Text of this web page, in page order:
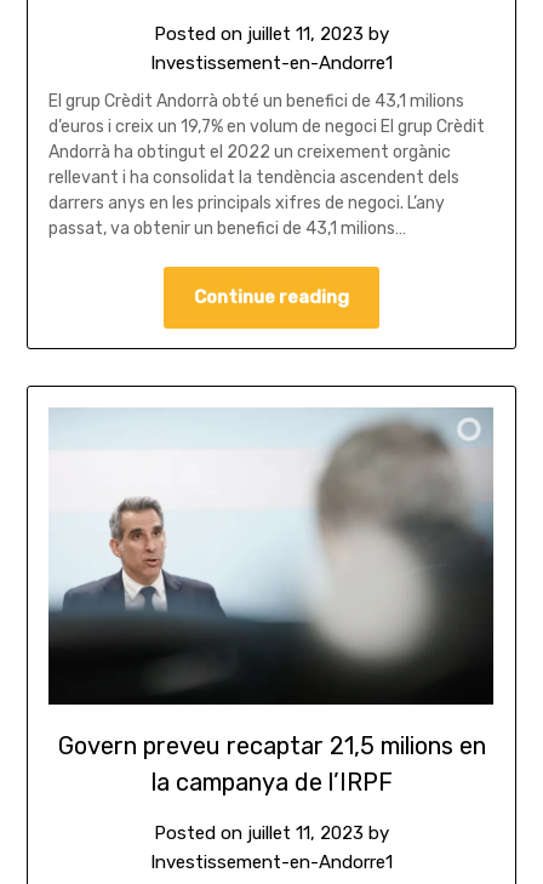
Posted on juillet 11, 2023 by
Investissement-en-Andorre1
El grup Crèdit Andorrà obté un benefici de 43,1 milions
d’euros i creix un 19,7% en volum de negoci El grup Crèdit
Andorrà ha obtingut el 2022 un creixement orgànic
rellevant i ha consolidat la tendència ascendent dels
darrers anys en les principals xifres de negoci. L’any
passat, va obtenir un benefici de 43,1 milions…
Continue reading
Govern preveu recaptar 21,5 milions en
la campanya de l’IRPF
Posted on juillet 11, 2023 by
Investissement-en-Andorre1